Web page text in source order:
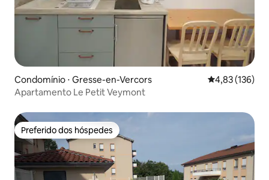
Condomínio ⋅ Gresse-en-Vercors 4,83 de uma
4,83 (136)
Apartamento Le Petit Veymont
Preferido dos hóspedes
Preferido dos hóspedes